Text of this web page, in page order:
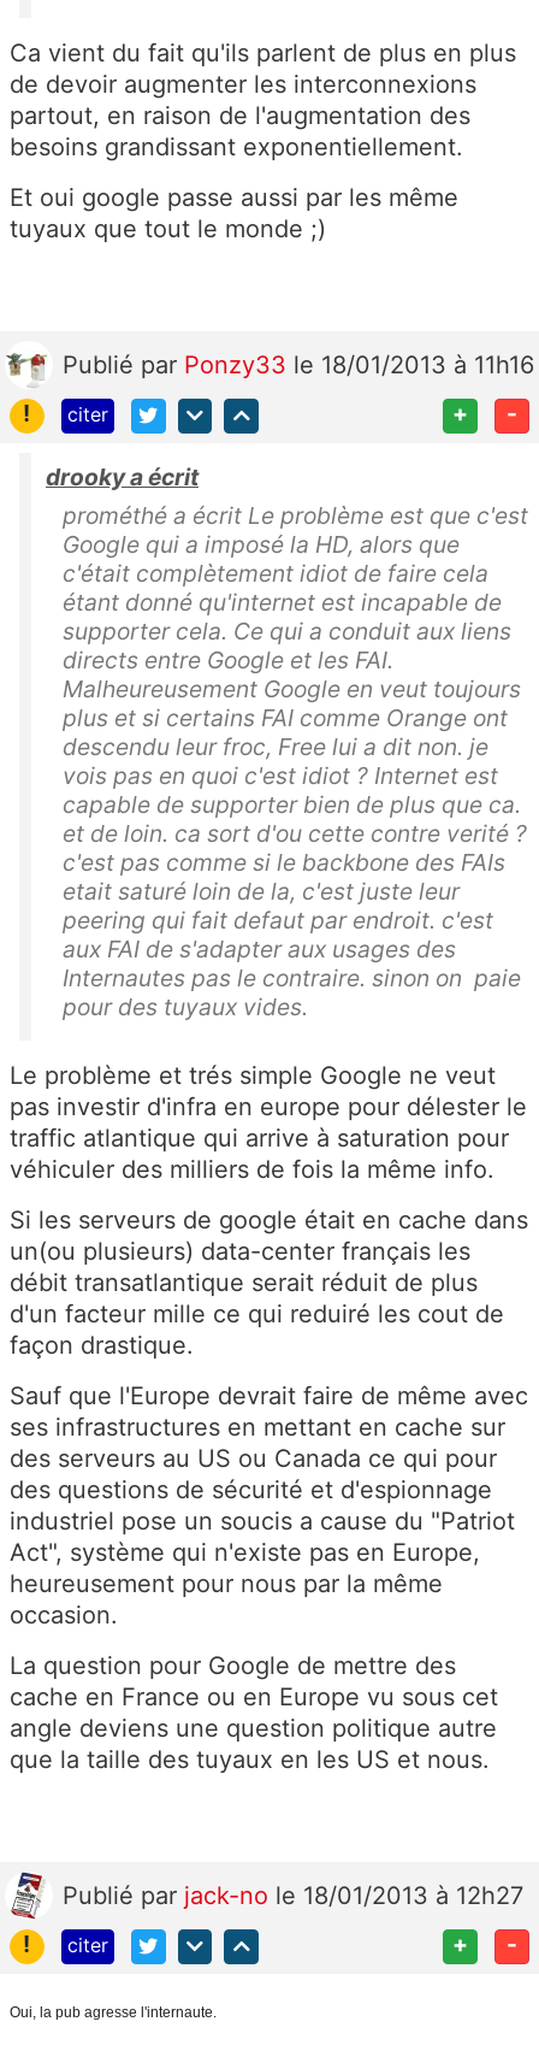
Ca vient du fait qu'ils parlent de plus en plus
de devoir augmenter les interconnexions
partout, en raison de l'augmentation des
besoins grandissant exponentiellement.
Et oui google passe aussi par les même
tuyaux que tout le monde ;)
Publié par Ponzy33 le 18/01/2013 à 11h16
!
citer + -
drooky a écrit
prométhé a écrit Le problème est que c'est
Google qui a imposé la HD, alors que
c'était complètement idiot de faire cela
étant donné qu'internet est incapable de
supporter cela. Ce qui a conduit aux liens
directs entre Google et les FAI.
Malheureusement Google en veut toujours
plus et si certains FAI comme Orange ont
descendu leur froc, Free lui a dit non. je
vois pas en quoi c'est idiot ? Internet est
capable de supporter bien de plus que ca.
et de loin. ca sort d'ou cette contre verité ?
c'est pas comme si le backbone des FAIs
etait saturé loin de la, c'est juste leur
peering qui fait defaut par endroit. c'est
aux FAI de s'adapter aux usages des
Internautes pas le contraire. sinon on paie
pour des tuyaux vides.
Le problème et trés simple Google ne veut
pas investir d'infra en europe pour délester le
traffic atlantique qui arrive à saturation pour
véhiculer des milliers de fois la même info.
Si les serveurs de google était en cache dans
un(ou plusieurs) data-center français les
débit transatlantique serait réduit de plus
d'un facteur mille ce qui reduiré les cout de
façon drastique.
Sauf que l'Europe devrait faire de même avec
ses infrastructures en mettant en cache sur
des serveurs au US ou Canada ce qui pour
des questions de sécurité et d'espionnage
industriel pose un soucis a cause du "Patriot
Act", système qui n'existe pas en Europe,
heureusement pour nous par la même
occasion.
La question pour Google de mettre des
cache en France ou en Europe vu sous cet
angle deviens une question politique autre
que la taille des tuyaux en les US et nous.
Publié par jack-no le 18/01/2013 à 12h27
!
citer + -
Oui, la pub agresse l'internaute.